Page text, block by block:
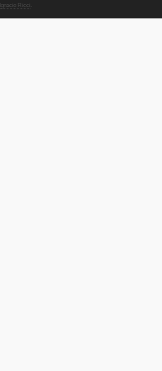
Ignacio Ricci